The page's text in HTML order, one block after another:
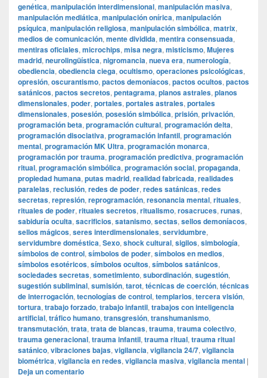
genética, manipulación interdimensional, manipulación masiva,
manipulación mediática, manipulación onírica, manipulación
psíquica, manipulación religiosa, manipulación simbólica, matrix,
medios de comunicación, mente dividida, mentira consensuada,
mentiras oficiales, microchips, misa negra, misticismo, Mujeres
madrid, neurolingüística, nigromancia, nueva era, numerología,
obediencia, obediencia ciega, ocultismo, operaciones psicológicas,
opresión, oscurantismo, pactos demoníacos, pactos ocultos, pactos
satánicos, pactos secretos, pentagrama, planos astrales, planos
dimensionales, poder, portales, portales astrales, portales
dimensionales, posesión, posesión simbólica, prisión, privación,
programación beta, programación cultural, programación delta,
programación disociativa, programación infantil, programación
mental, programación MK Ultra, programación monarca,
programación por trauma, programación predictiva, programación
ritual, programación simbólica, programación social, propaganda,
propiedad humana, putas madrid, realidad fabricada, realidades
paralelas, reclusión, redes de poder, redes satánicas, redes
secretas, represión, reprogramación, resonancia mental, rituales,
rituales de poder, rituales secretos, ritualismo, rosacruces, runas,
sabiduría oculta, sacrificios, satanismo, sectas, sellos demoníacos,
sellos mágicos, seres interdimensionales, servidumbre,
servidumbre doméstica, Sexo, shock cultural, sigilos, simbología,
símbolos de control, símbolos de poder, símbolos en medios,
símbolos esotéricos, símbolos ocultos, símbolos satánicos,
sociedades secretas, sometimiento, subordinación, sugestión,
sugestión subliminal, sumisión, tarot, técnicas de coerción, técnicas
de interrogación, tecnologías de control, templarios, tercera visión,
tortura, trabajo forzado, trabajo infantil, trabajos con inteligencia
artificial, tráfico humano, transgresión, transhumanismo,
transmutación, trata, trata de blancas, trauma, trauma colectivo,
trauma generacional, trauma infantil, trauma ritual, trauma ritual
satánico, vibraciones bajas, vigilancia, vigilancia 24/7, vigilancia
biométrica, vigilancia en redes, vigilancia masiva, vigilancia mental |
Deja un comentario